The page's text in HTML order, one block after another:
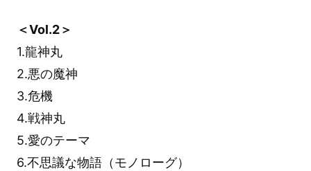
＜Vol.2＞
1.龍神丸
2.悪の魔神
3.危機
4.戦神丸
5.愛のテーマ
6.不思議な物語（モノローグ）